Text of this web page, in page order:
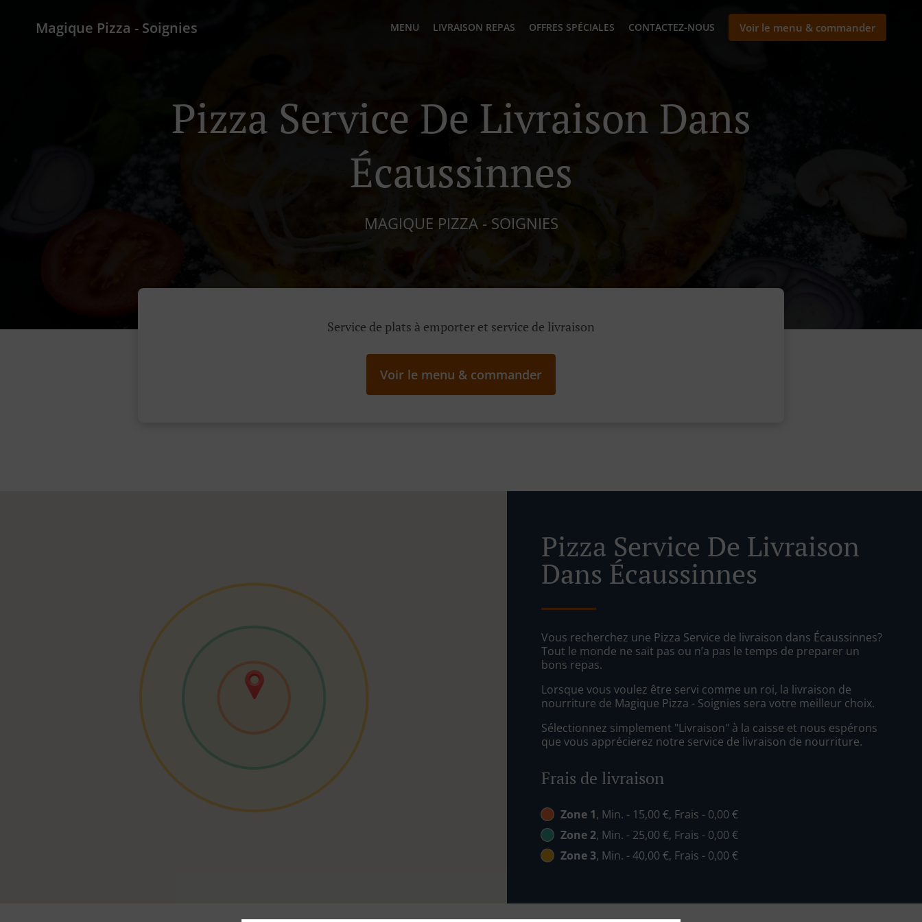
Magique Pizza - Soignies MENU LIVRAISON REPAS OFFRES SPÉCIALES CONTACTEZ-NOUS Voir le menu & commander
Pizza Service De Livraison Dans
Écaussinnes
MAGIQUE PIZZA - SOIGNIES
Service de plats à emporter et service de livraison
Voir le menu & commander
Pizza Service De Livraison
Dans Écaussinnes
Vous recherchez une Pizza Service de livraison dans Écaussinnes?
Tout le monde ne sait pas ou n’a pas le temps de preparer un
bons repas.
Lorsque vous voulez être servi comme un roi, la livraison de
nourriture de Magique Pizza - Soignies sera votre meilleur choix.
Sélectionnez simplement "Livraison" à la caisse et nous espérons
que vous apprécierez notre service de livraison de nourriture.
Frais de livraison
Zone 1, Min. - 15,00 €, Frais - 0,00 €
Zone 2, Min. - 25,00 €, Frais - 0,00 €
Zone 3, Min. - 40,00 €, Frais - 0,00 €